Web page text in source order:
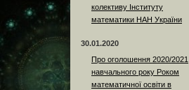
колективу Інституту
математики НАН України
30.01.2020
Про оголошення 2020/2021
навчального року Роком
математичної освіти в